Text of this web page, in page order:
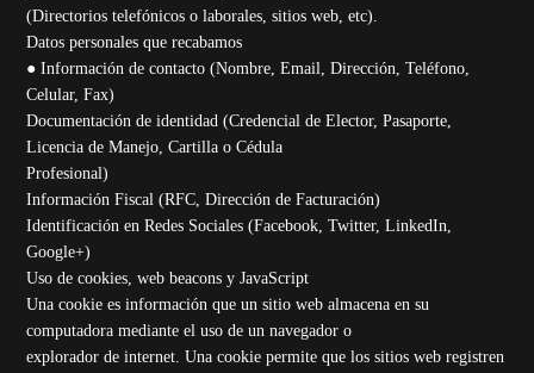
(Directorios telefónicos o laborales, sitios web, etc).
Datos personales que recabamos
● Información de contacto (Nombre, Email, Dirección, Teléfono,
Celular, Fax)
Documentación de identidad (Credencial de Elector, Pasaporte,
Licencia de Manejo, Cartilla o Cédula
Profesional)
Información Fiscal (RFC, Dirección de Facturación)
Identificación en Redes Sociales (Facebook, Twitter, LinkedIn,
Google+)
Uso de cookies, web beacons y JavaScript
Una cookie es información que un sitio web almacena en su
computadora mediante el uso de un navegador o
explorador de internet. Una cookie permite que los sitios web registren